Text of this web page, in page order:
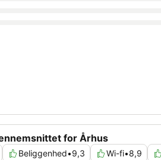
for Århus
Beliggenhed•9,3 Wi-fi•8,9